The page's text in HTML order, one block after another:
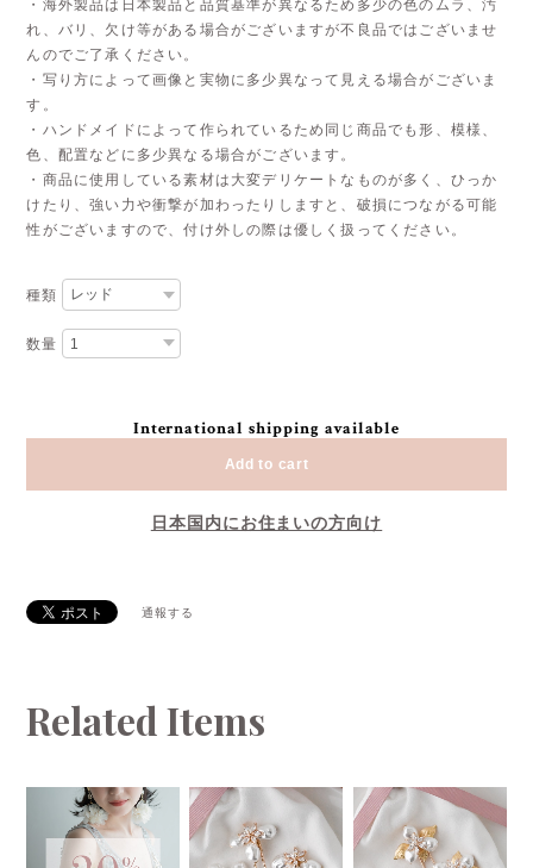
・海外製品は日本製品と品質基準が異なるため多少の色のムラ、汚
れ、バリ、欠け等がある場合がございますが不良品ではございませ
んのでご了承ください。
・写り方によって画像と実物に多少異なって見える場合がございま
す。
・ハンドメイドによって作られているため同じ商品でも形、模様、
色、配置などに多少異なる場合がございます。
・商品に使用している素材は大変デリケートなものが多く、ひっか
けたり、強い力や衝撃が加わったりしますと、破損につながる可能
性がございますので、付け外しの際は優しく扱ってください。
種類
数量
International shipping available
Add to cart
日本国内にお住まいの方向け
通報する
Related Items